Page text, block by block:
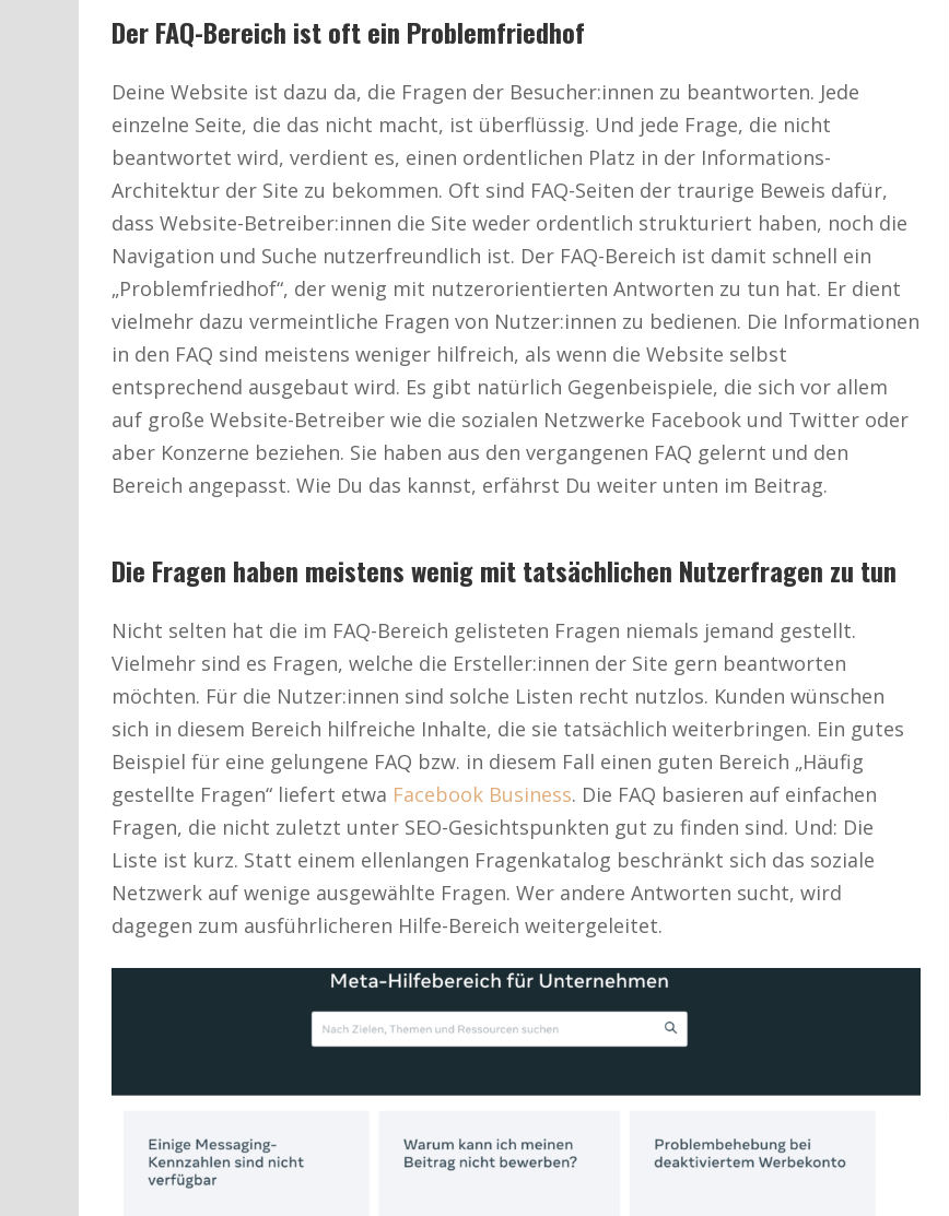
Der FAQ-Bereich ist oft ein Problemfriedhof
Deine Website ist dazu da, die Fragen der Besucher:innen zu beantworten. Jede
einzelne Seite, die das nicht macht, ist überflüssig. Und jede Frage, die nicht
beantwortet wird, verdient es, einen ordentlichen Platz in der Informations-
Architektur der Site zu bekommen. Oft sind FAQ-Seiten der traurige Beweis dafür,
dass Website-Betreiber:innen die Site weder ordentlich strukturiert haben, noch die
Navigation und Suche nutzerfreundlich ist. Der FAQ-Bereich ist damit schnell ein
„Problemfriedhof“, der wenig mit nutzerorientierten Antworten zu tun hat. Er dient
vielmehr dazu vermeintliche Fragen von Nutzer:innen zu bedienen. Die Informationen
in den FAQ sind meistens weniger hilfreich, als wenn die Website selbst
entsprechend ausgebaut wird. Es gibt natürlich Gegenbeispiele, die sich vor allem
auf große Website-Betreiber wie die sozialen Netzwerke Facebook und Twitter oder
aber Konzerne beziehen. Sie haben aus den vergangenen FAQ gelernt und den
Bereich angepasst. Wie Du das kannst, erfährst Du weiter unten im Beitrag.
Die Fragen haben meistens wenig mit tatsächlichen Nutzerfragen zu tun
Nicht selten hat die im FAQ-Bereich gelisteten Fragen niemals jemand gestellt.
Vielmehr sind es Fragen, welche die Ersteller:innen der Site gern beantworten
möchten. Für die Nutzer:innen sind solche Listen recht nutzlos. Kunden wünschen
sich in diesem Bereich hilfreiche Inhalte, die sie tatsächlich weiterbringen. Ein gutes
Beispiel für eine gelungene FAQ bzw. in diesem Fall einen guten Bereich „Häufig
gestellte Fragen“ liefert etwa Facebook Business. Die FAQ basieren auf einfachen
Fragen, die nicht zuletzt unter SEO-Gesichtspunkten gut zu finden sind. Und: Die
Liste ist kurz. Statt einem ellenlangen Fragenkatalog beschränkt sich das soziale
Netzwerk auf wenige ausgewählte Fragen. Wer andere Antworten sucht, wird
dagegen zum ausführlicheren Hilfe-Bereich weitergeleitet.